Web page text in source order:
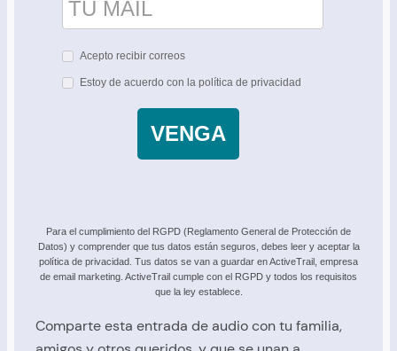
Acepto recibir correos
Estoy de acuerdo con la política de privacidad
VENGA
Para el cumplimiento del RGPD (Reglamento General de Protección de
Datos) y comprender que tus datos están seguros, debes leer y aceptar la
política de privacidad. Tus datos se van a guardar en ActiveTrail, empresa
de email marketing. ActiveTrail cumple con el RGPD y todos los requisitos
que la ley establece.
Comparte esta entrada de audio con tu familia,